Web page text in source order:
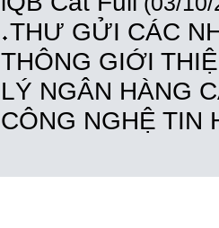
THƯ GỬI CÁC
THÔNG GIỚI
LÝ NGÂN HÀNG
CÔNG NGHỆ TIN